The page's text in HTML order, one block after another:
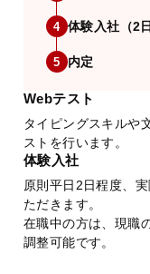
4 体験入社（2
5 内定
Webテスト
タイピングスキルや
ストを行います。
体験入社
原則平日2日程度、
ただきます。
在職中の方は、現職
調整可能です。